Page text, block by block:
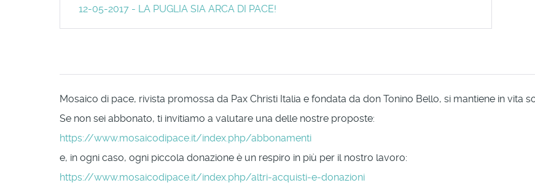
12-05-2017 - LA PUGLIA SIA ARCA DI PACE!
Mosaico di pace, rivista promossa da Pax Christi Italia e fondata da don Tonino Bello, si mantiene in vita
Se non sei abbonato, ti invitiamo a valutare una delle nostre proposte:
https://www.mosaicodipace.it/index.php/abbonamenti
e, in ogni caso, ogni piccola donazione è un respiro in più per il nostro lavoro:
https://www.mosaicodipace.it/index.php/altri-acquisti-e-donazioni